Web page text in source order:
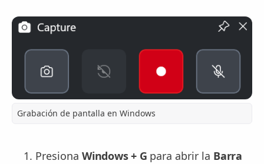
Grabación de pantalla en Windows
Presiona Windows + G para abrir la Barra